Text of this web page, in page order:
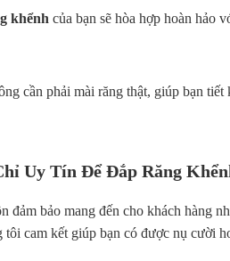
khểnh của bạn sẽ hòa hợp hoàn hảo
cần phải mài răng thật, giúp bạn
Uy Tín Để Đắp Răng
đảm bảo mang đến cho khách hàng
cam kết giúp bạn có được nụ cười